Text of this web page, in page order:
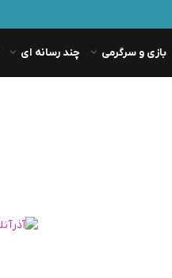
بازی و سرگرمی چند رسانه ای